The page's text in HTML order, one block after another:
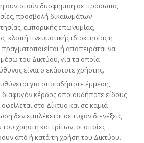
συνιστούν δυσφήμιση σε πρόσωπο,
προσβολή δικαιωμάτων
εμπορικής επωνυμίας,
κλοπή πνευματικής ιδιοκτησίας ή
ή αποπειράται να
του Δικτύου, για τα οποία
είναι ο εκάστοτε χρήστης.
για οποιαδήποτε έμμεση,
διαφυγόν κέρδος οποιουδήποτε είδους
στο Δίκτυο και σε καμιά
δεν εμπλέκεται σε τυχόν διενέξεις
χρήστη και τρίτων, οι οποίες
από ή κατά τη χρήση του Δικτύου.